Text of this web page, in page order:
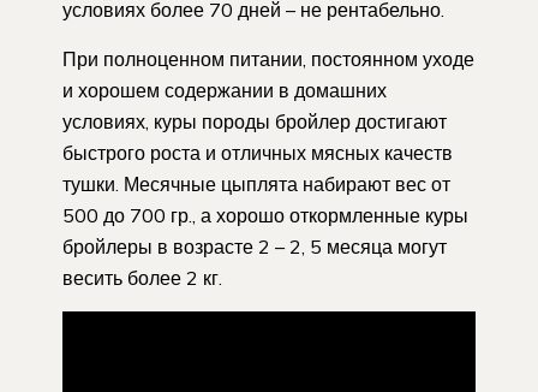
условиях более 70 дней – не рентабельно.
При полноценном питании, постоянном уходе
и хорошем содержании в домашних
условиях, куры породы бройлер достигают
быстрого роста и отличных мясных качеств
тушки. Месячные цыплята набирают вес от
500 до 700 гр., а хорошо откормленные куры
бройлеры в возрасте 2 – 2, 5 месяца могут
весить более 2 кг.